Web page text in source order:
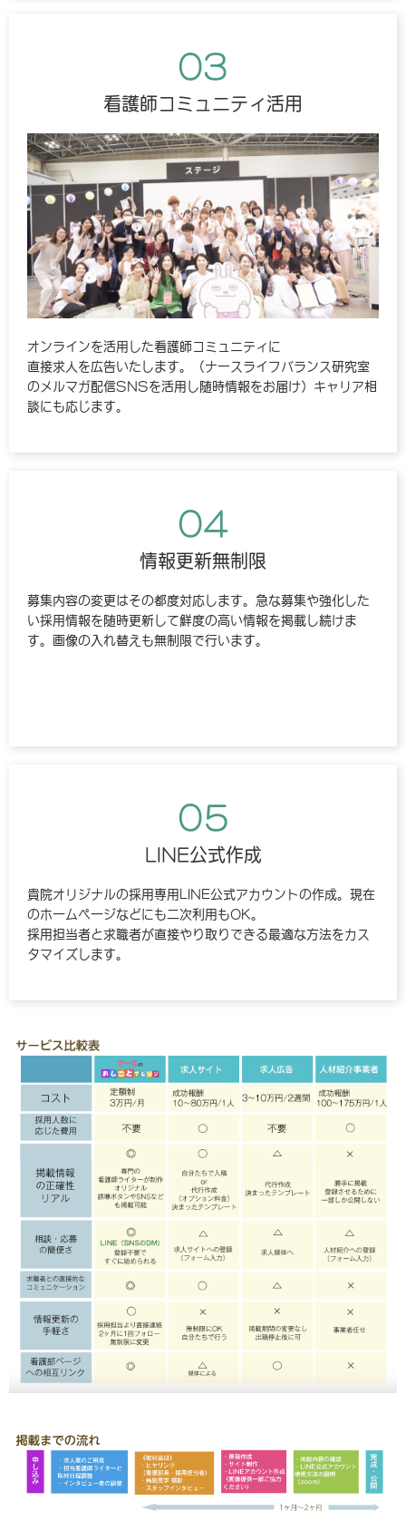
03
看護師コミュニティ活用
オンラインを活用した看護師コミュニティに
直接求人を広告いたします。（ナースライフバランス研究室
のメルマガ配信SNSを活用し随時情報をお届け）キャリア相
談にも応じます。
04
情報更新無制限
募集内容の変更はその都度対応します。急な募集や強化した
い採用情報を随時更新して鮮度の高い情報を掲載し続けま
す。画像の入れ替えも無制限で行います。
05
LINE公式作成
貴院オリジナルの採用専用LINE公式アカウントの作成。現在
のホームページなどにも二次利用もOK。
採用担当者と求職者が直接やり取りできる最適な方法をカス
タマイズします。